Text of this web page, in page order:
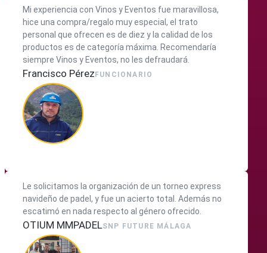
Mi experiencia con Vinos y Eventos fue maravillosa,
hice una compra/regalo muy especial, el trato
personal que ofrecen es de diez y la calidad de los
productos es de categoría máxima. Recomendaría
siempre Vinos y Eventos, no les defraudará.
Francisco Pérez FUNCIONARIO
Le solicitamos la organización de un torneo express
navideño de padel, y fue un acierto total. Además no
escatimó en nada respecto al género ofrecido.
OTIUM MMPADELSNP FUTURE MÁLAGA